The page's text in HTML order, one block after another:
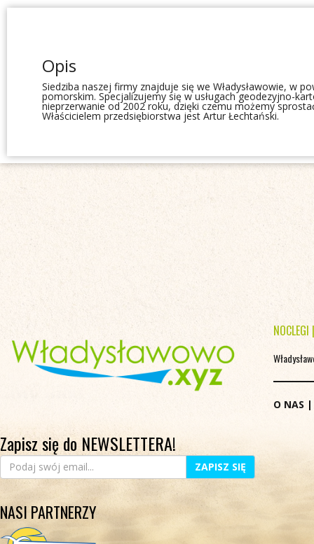
Opis
Siedziba naszej firmy znajduje się we Władysławowie, w
pomorskim. Specjalizujemy się w usługach geodezyjno-
nieprzerwanie od 2002 roku, dzięki czemu możemy
Właścicielem przedsiębiorstwa jest Artur Łechtański.
Zapisz się do NEWSLETTERA!
ZAPISZ SIĘ
NASI PARTNERZY
NOCLEGI
O NAS